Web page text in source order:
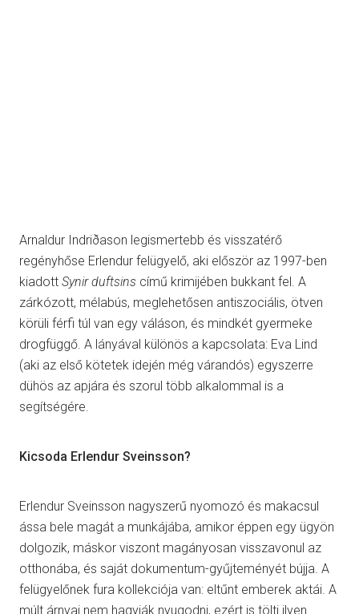
Arnaldur Indriðason legismertebb és visszatérő
regényhőse Erlendur felügyelő, aki először az 1997-ben
kiadott Synir duftsins című krimijében bukkant fel. A
zárkózott, mélabús, meglehetősen antiszociális, ötven
körüli férfi túl van egy váláson, és mindkét gyermeke
drogfüggő. A lányával különös a kapcsolata: Eva Lind
(aki az első kötetek idején még várandós) egyszerre
dühös az apjára és szorul több alkalommal is a
segítségére.
Kicsoda Erlendur Sveinsson?
Erlendur Sveinsson nagyszerű nyomozó és makacsul
ássa bele magát a munkájába, amikor éppen egy ügyön
dolgozik, máskor viszont magányosan visszavonul az
otthonába, és saját dokumentum-gyűjteményét bújja. A
felügyelőnek fura kollekciója van: eltűnt emberek aktái. A
múlt árnyai nem hagyják nyugodni, ezért is tölti ilyen